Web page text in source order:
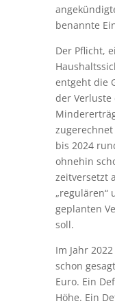
benannte
Der Pflicht,
entgeht die
der
bis 2024
ohnehin
zeitversetzt
„regulären“
geplanten
soll.
Im Jahr
schon
Euro. Ein
Höhe. Ein